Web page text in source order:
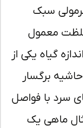
سبک
غلظت معمول
گیاه یکی از
برگسار
با فواصل
یک